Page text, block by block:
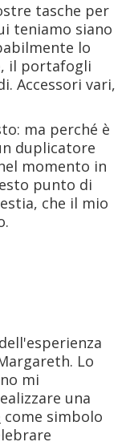
tasche per
teniamo siano
lo
, il portafogli
Accessori vari,
ma perché è
duplicatore
momento in
punto di
che il mio
Lo
mi
una
come simbolo